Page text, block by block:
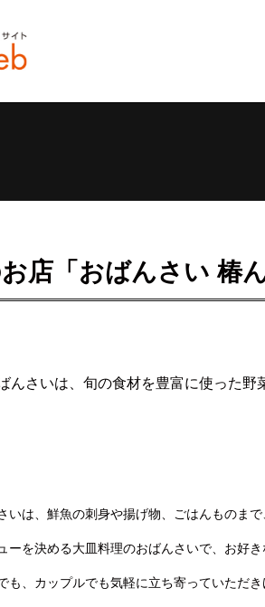
店「おばんさい 椿ん
んさいは、旬の食材を豊富に使った野
は、鮮魚の刺身や揚げ物、ごはんものまで
を決める大皿料理のおばんさいで、お好き
、カップルでも気軽に立ち寄っていただき